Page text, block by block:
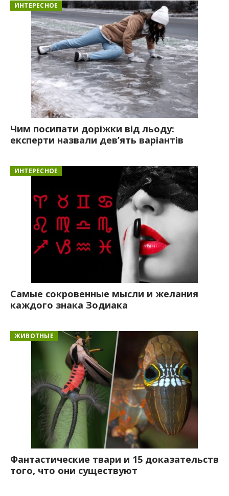
ИНТЕРЕСНОЕ
Чим посипати доріжки від льоду:
експерти назвали дев’ять варіантів
ИНТЕРЕСНОЕ
Самые сокровенные мысли и желания
каждого знака Зодиака
ЖИВОТНЫЕ
Фантастические твари и 15 доказательств
того, что они существуют